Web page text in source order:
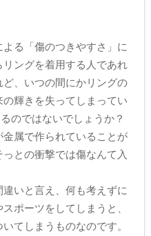
る「傷のつきやすさ」に
ングを着用する人であれ
、いつの間にかリングの
輝きを失ってしまってい
のではないでしょうか？
属で作られていることが
との衝撃では傷なんて入
いと言え、何も考えずに
ポーツをしてしまうと、
てしまうものなのです。